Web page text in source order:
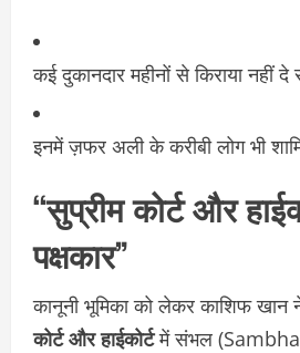
कई दुकानदार महीनों से किराया नहीं दे
इनमें ज़फर अली के करीबी लोग भी
“सुप्रीम कोर्ट और
पक्षकार”
कानूनी भूमिका को लेकर काशिफ खान
कोर्ट और हाईकोर्टमें संभल (Sambhal)